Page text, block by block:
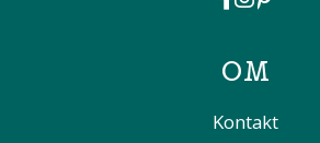
OM
Kontakt